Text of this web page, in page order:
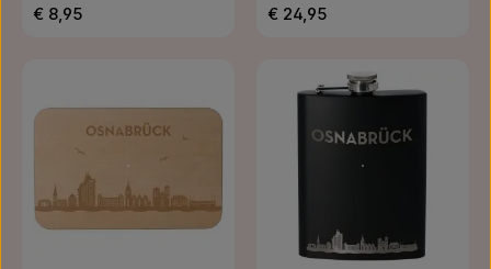
Regulärer Preis:
€ 8,95
Regulärer Preis:
€ 24,95